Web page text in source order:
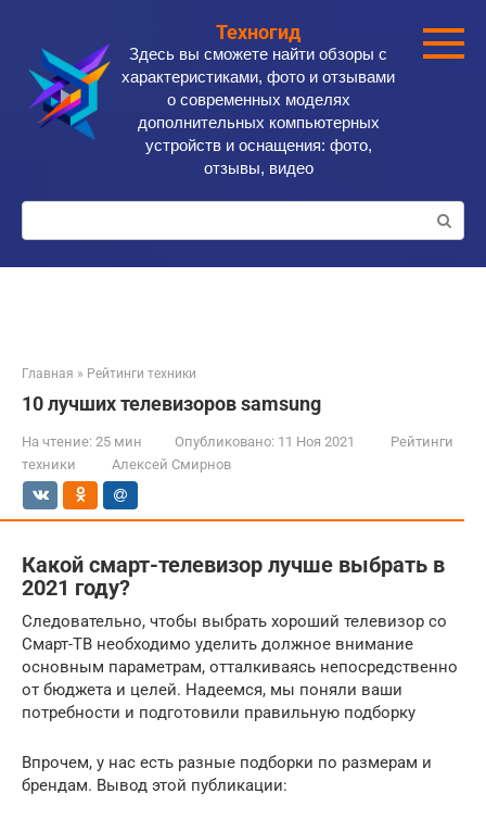
контенту
Техногид
Здесь вы сможете найти обзоры с
характеристиками, фото и отзывами
о современных моделях
дополнительных компьютерных
устройств и оснащения: фото,
отзывы, видео
Поиск:
Главная » Рейтинги техники
10 лучших телевизоров samsung
На чтение: 25 мин Опубликовано: 11 Ноя 2021
Рейтинги
техники
Алексей Смирнов
Какой смарт-телевизор лучше выбрать в
2021 году?
Следовательно, чтобы выбрать хороший телевизор со
Смарт-ТВ необходимо уделить должное внимание
основным параметрам, отталкиваясь непосредственно
от бюджета и целей. Надеемся, мы поняли ваши
потребности и подготовили правильную подборку
Впрочем, у нас есть разные подборки по размерам и
брендам. Вывод этой публикации: